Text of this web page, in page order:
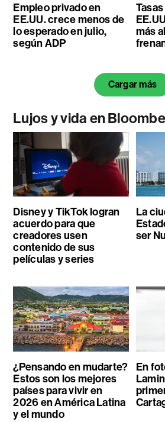
Empleo privado en
EE.UU. crece menos de
lo esperado en julio,
según ADP
más
Cargar más
Lujos y vida en
Disney y TikTok logran
acuerdo para que
creadores usen
contenido de sus
películas y series
La
ser
¿Pensando en mudarte?
Estos son los mejores
países para vivir en
2026 en América Latina
y el mundo
En